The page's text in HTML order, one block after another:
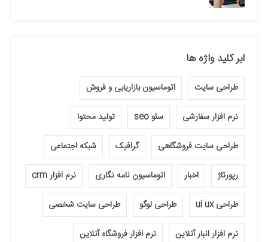
ابر کلید واژه ها
طراحی سایت اتوماسیون بازاریابی و فروش
نرم افزار سفارشی سئو seo تولید محتوا
طراحی سایت فروشگاهی گرافیک شبکه اجتماعی
رپورتاژ اخبار اتوماسیون نامه نگاری نرم افزار crm
طراحی ui ux طراحی لوگو طراحی سایت شخصی
نرم افزار انبار آنلاین نرم افزار فروشگاه آنلاین